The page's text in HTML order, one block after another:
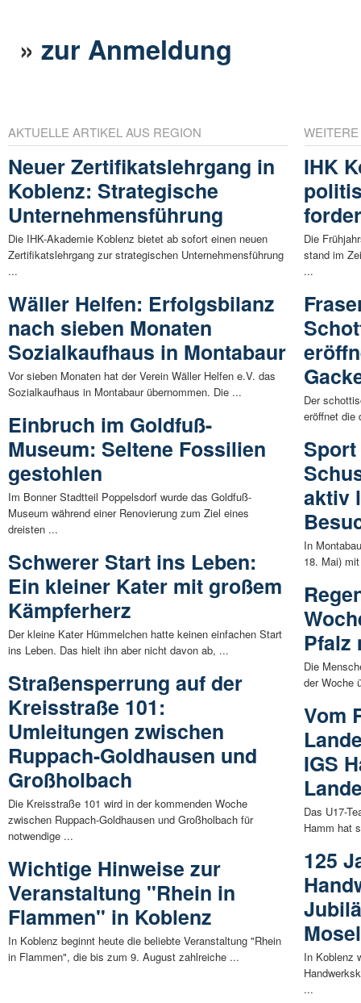
»zur Anmeldung
AKTUELLE ARTIKEL AUS REGION
Neuer Zertifikatslehrgang in
Koblenz: Strategische
Unternehmensführung
Die IHK-Akademie Koblenz bietet ab sofort einen neuen
Zertifikatslehrgang zur strategischen Unternehmensführung
...
Wäller Helfen: Erfolgsbilanz
nach sieben Monaten
Sozialkaufhaus in Montabaur
Vor sieben Monaten hat der Verein Wäller Helfen e.V. das
Sozialkaufhaus in Montabaur übernommen. Die ...
Einbruch im Goldfuß-
Museum: Seltene Fossilien
gestohlen
Im Bonner Stadtteil Poppelsdorf wurde das Goldfuß-
Museum während einer Renovierung zum Ziel eines
dreisten ...
Schwerer Start ins Leben:
Ein kleiner Kater mit großem
Kämpferherz
Der kleine Kater Hümmelchen hatte keinen einfachen Start
ins Leben. Das hielt ihn aber nicht davon ab, ...
Straßensperrung auf der
Kreisstraße 101:
Umleitungen zwischen
Ruppach-Goldhausen und
Großholbach
Die Kreisstraße 101 wird in der kommenden Woche
zwischen Ruppach-Goldhausen und Großholbach für
notwendige ...
Wichtige Hinweise zur
Veranstaltung "Rhein in
Flammen" in Koblenz
In Koblenz beginnt heute die beliebte Veranstaltung "Rhein
in Flammen", die bis zum 9. August zahlreiche ...
IHK
Die
stand im
...
Der
eröffnet die
aktiv
In
18. Mai)
Pfalz
Die
der Woche
Vom
IGS
Das U17-
Hamm hat
125
In Koblenz
...